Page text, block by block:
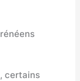
certains